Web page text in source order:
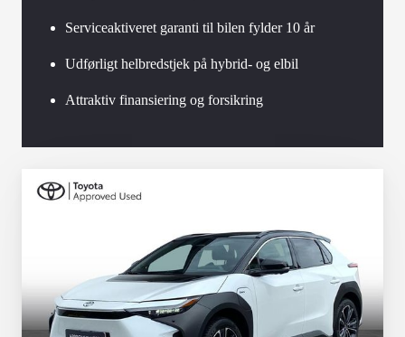
Serviceaktiveret garanti til bilen fylder 10 år
Udførligt helbredstjek på hybrid- og elbil
Attraktiv finansiering og forsikring